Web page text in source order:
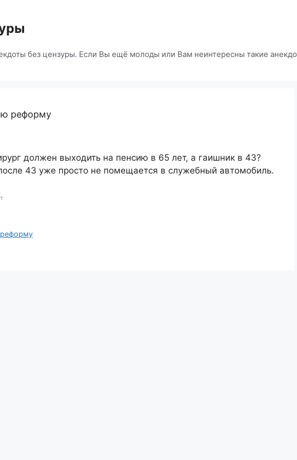
без цензуры. Если Вы ещё молоды или Вам неинтересны такие
реформу
должен выходить на пенсию в 65 лет, а гаишник в 43?
43 уже просто не помещается в служебный автомобиль.